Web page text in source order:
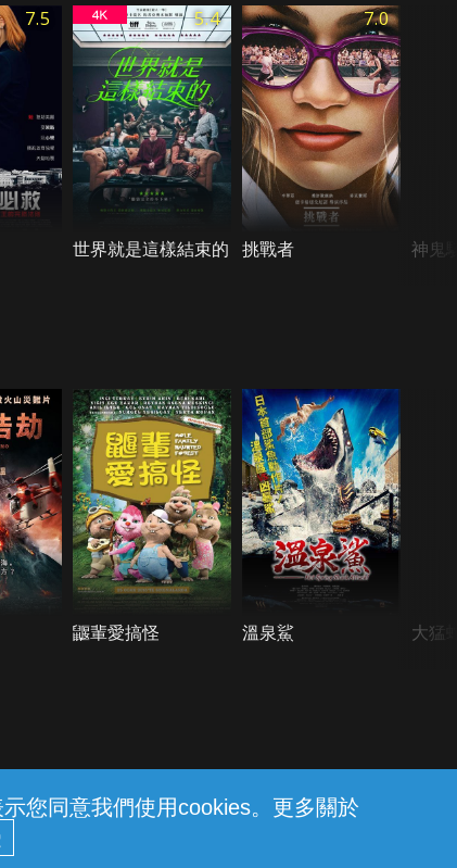
您同意我們使用cookies。更多關於
7.5 5.4
世界就是這樣結束的
7.0
挑戰者 神鬼
鼴輩愛搞怪 溫泉鯊 大猛